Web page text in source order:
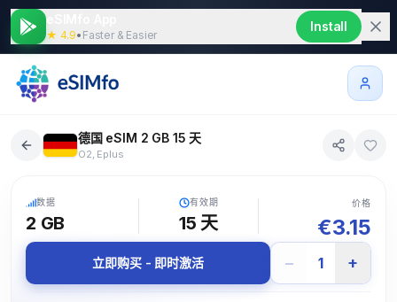
★ 4.9• Faster & Easier
Install
德国 eSIM 2 GB 15 天
O2, Eplus
数据
2 GB
有效期
15 天
价格
€3.15
立即购买 - 即时激活 − 1 +